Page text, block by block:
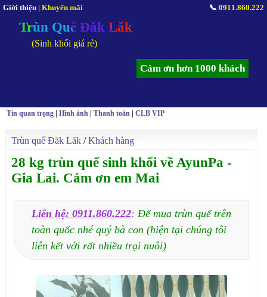
Giới thiệu | Khuyến mãi 📞 0911.860.222
Trùn Quế Đăk Lăk
(Sinh khối giá rẻ)
Cảm ơn hơn 1000 khách
Tin quan trọng |Hình ảnh |Thanh toán |CLB VIP
Trùn quế Đăk Lăk /Khách hàng
28 kg trùn quế sinh khối về AyunPa -
Gia Lai. Cảm ơn em Mai
Liên hệ: 0911.860.222:Để mua trùn quế trên
toàn quốc nhé quý bà con (hiện tại chúng tôi
liên kết với rất nhiều trại nuôi)